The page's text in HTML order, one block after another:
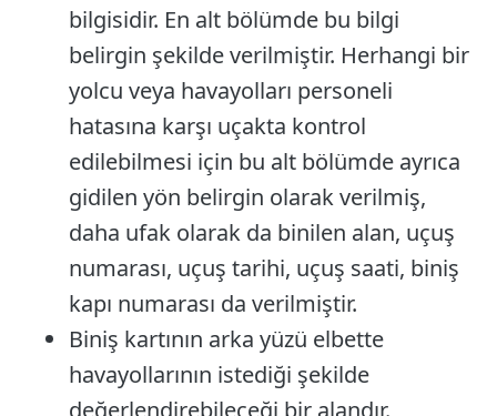
bilgisidir. En alt bölümde bu bilgi
belirgin şekilde verilmiştir. Herhangi bir
yolcu veya havayolları personeli
hatasına karşı uçakta kontrol
edilebilmesi için bu alt bölümde ayrıca
gidilen yön belirgin olarak verilmiş,
daha ufak olarak da binilen alan, uçuş
numarası, uçuş tarihi, uçuş saati, biniş
kapı numarası da verilmiştir.
Biniş kartının arka yüzü elbette
havayollarının istediği şekilde
değerlendirebileceği bir alandır.